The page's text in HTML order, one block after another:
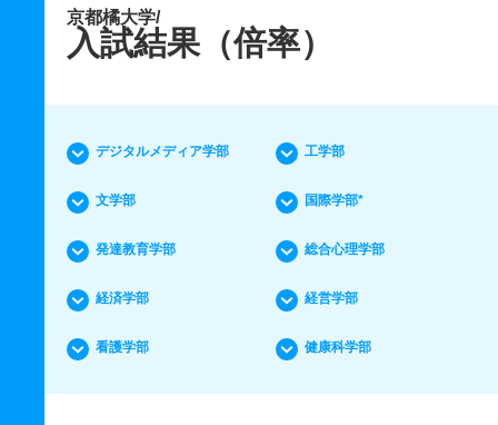
京都橘大学/
入試結果（倍率）
デジタルメディア学部 工学部
文学部 国際学部*
発達教育学部 総合心理学部
経済学部 経営学部
看護学部 健康科学部